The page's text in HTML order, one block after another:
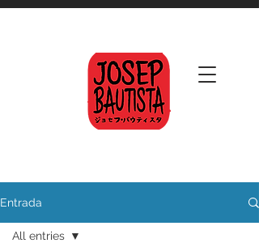
Entrada
All entries